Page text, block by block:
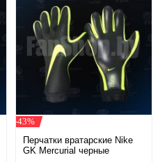
-43%
Перчатки вратарские Nike
GK Mercurial черные